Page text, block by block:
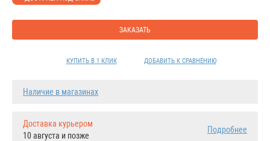
ЗАКАЗАТЬ
КУПИТЬ В 1 КЛИК ДОБАВИТЬ К СРАВНЕНИЮ
Наличие в магазинах
Доставка курьером
10 августа и позже
Подробнее